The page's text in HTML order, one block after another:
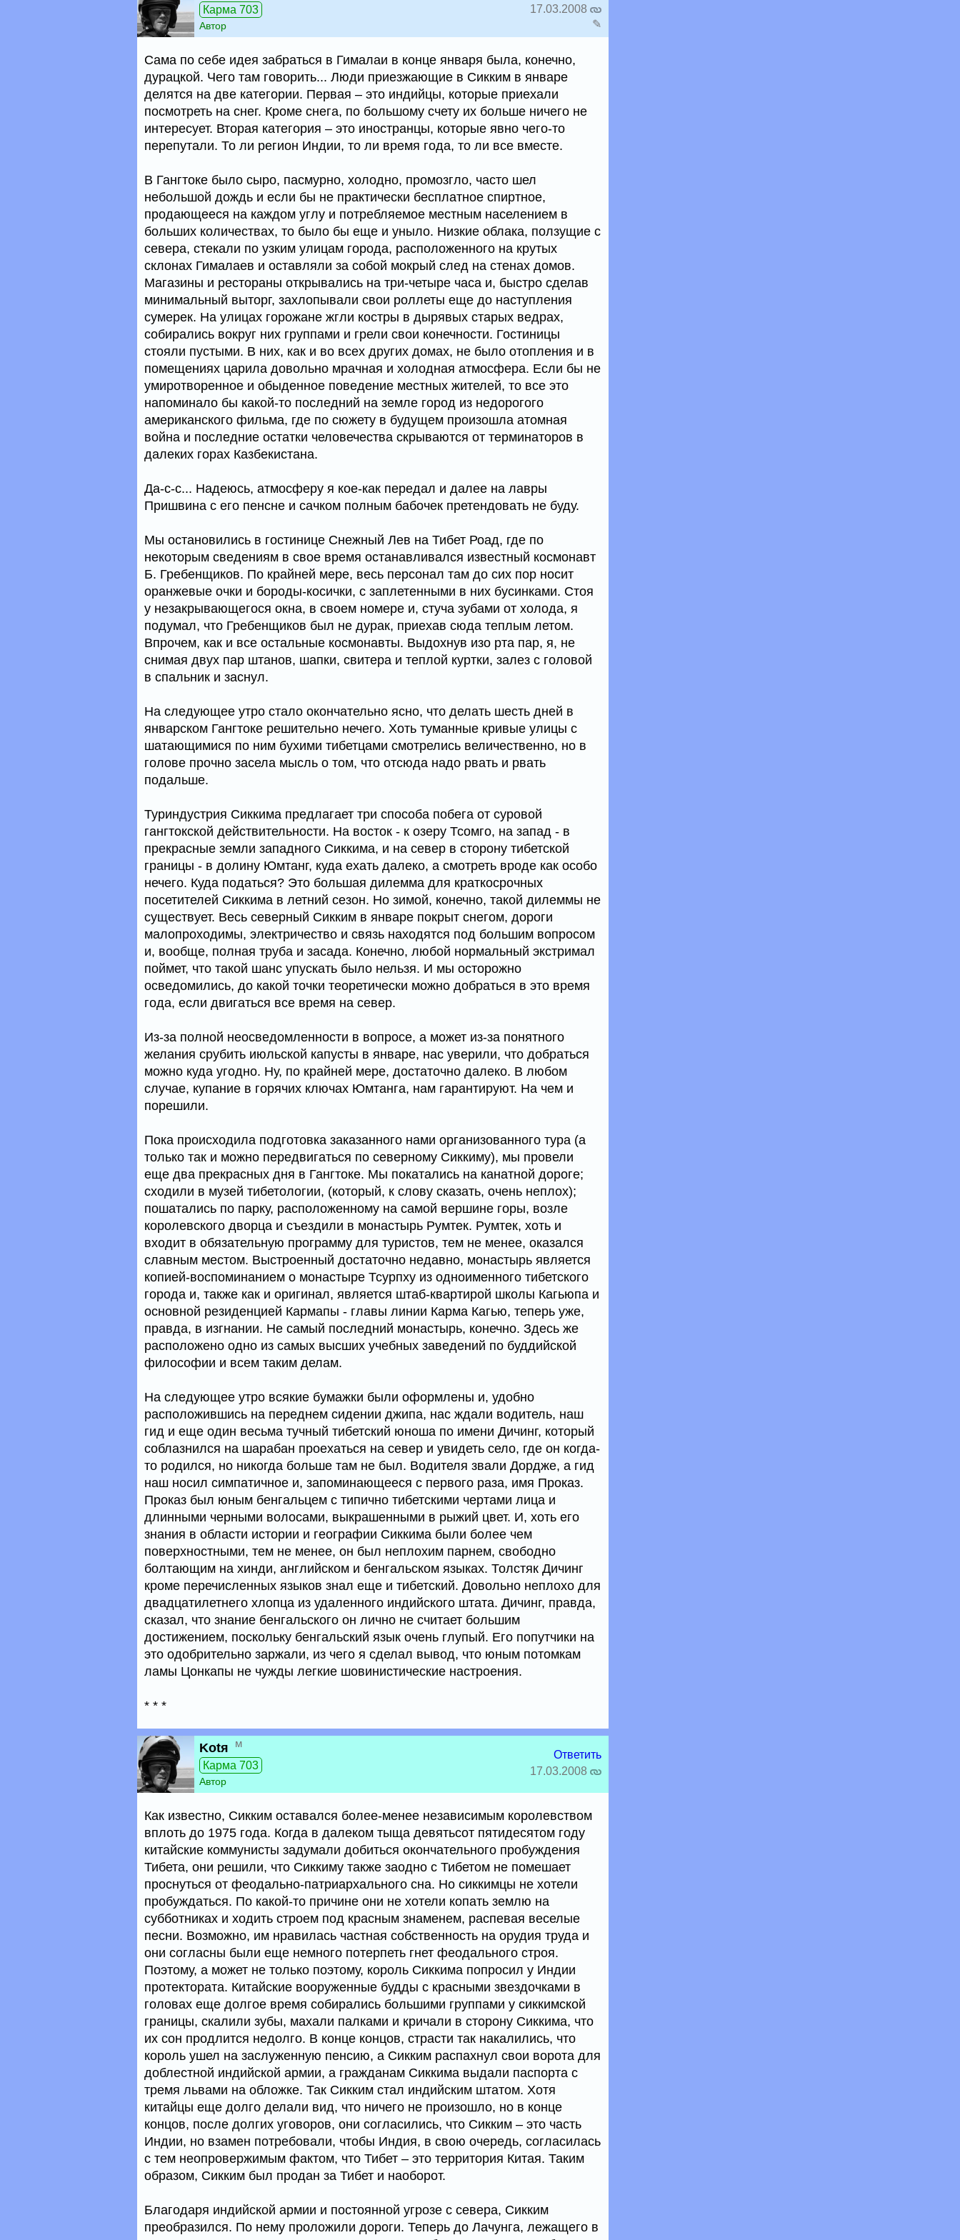
Карма 703
Автор
17.03.2008
✎
Сама по себе идея забраться в Гималаи в конце января была, конечно,
дурацкой. Чего там говорить... Люди приезжающие в Сикким в январе
делятся на две категории. Первая – это индийцы, которые приехали
посмотреть на снег. Кроме снега, по большому счету их больше ничего не
интересует. Вторая категория – это иностранцы, которые явно чего-то
перепутали. То ли регион Индии, то ли время года, то ли все вместе.
В Гангтоке было сыро, пасмурно, холодно, промозгло, часто шел
небольшой дождь и если бы не практически бесплатное спиртное,
продающееся на каждом углу и потребляемое местным населением в
больших количествах, то было бы еще и уныло. Низкие облака, ползущие с
севера, стекали по узким улицам города, расположенного на крутых
склонах Гималаев и оставляли за собой мокрый след на стенах домов.
Магазины и рестораны открывались на три-четыре часа и, быстро сделав
минимальный выторг, захлопывали свои роллеты еще до наступления
сумерек. На улицах горожане жгли костры в дырявых старых ведрах,
собирались вокруг них группами и грели свои конечности. Гостиницы
стояли пустыми. В них, как и во всех других домах, не было отопления и в
помещениях царила довольно мрачная и холодная атмосфера. Если бы не
умиротворенное и обыденное поведение местных жителей, то все это
напоминало бы какой-то последний на земле город из недорогого
американского фильма, где по сюжету в будущем произошла атомная
война и последние остатки человечества скрываются от терминаторов в
далеких горах Казбекистана.
Да-с-с... Надеюсь, атмосферу я кое-как передал и далее на лавры
Пришвина с его пенсне и сачком полным бабочек претендовать не буду.
Мы остановились в гостинице Снежный Лев на Тибет Роад, где по
некоторым сведениям в свое время останавливался известный космонавт
Б. Гребенщиков. По крайней мере, весь персонал там до сих пор носит
оранжевые очки и бороды-косички, с заплетенными в них бусинками. Стоя
у незакрывающегося окна, в своем номере и, стуча зубами от холода, я
подумал, что Гребенщиков был не дурак, приехав сюда теплым летом.
Впрочем, как и все остальные космонавты. Выдохнув изо рта пар, я, не
снимая двух пар штанов, шапки, свитера и теплой куртки, залез с головой
в спальник и заснул.
На следующее утро стало окончательно ясно, что делать шесть дней в
январском Гангтоке решительно нечего. Хоть туманные кривые улицы с
шатающимися по ним бухими тибетцами смотрелись величественно, но в
голове прочно засела мысль о том, что отсюда надо рвать и рвать
подальше.
Туриндустрия Сиккима предлагает три способа побега от суровой
гангтокской действительности. На восток - к озеру Тсомго, на запад - в
прекрасные земли западного Сиккима, и на север в сторону тибетской
границы - в долину Юмтанг, куда ехать далеко, а смотреть вроде как особо
нечего. Куда податься? Это большая дилемма для краткосрочных
посетителей Сиккима в летний сезон. Но зимой, конечно, такой дилеммы не
существует. Весь северный Сикким в январе покрыт снегом, дороги
малопроходимы, электричество и связь находятся под большим вопросом
и, вообще, полная труба и засада. Конечно, любой нормальный экстримал
поймет, что такой шанс упускать было нельзя. И мы осторожно
осведомились, до какой точки теоретически можно добраться в это время
года, если двигаться все время на север.
Из-за полной неосведомленности в вопросе, а может из-за понятного
желания срубить июльской капусты в январе, нас уверили, что добраться
можно куда угодно. Ну, по крайней мере, достаточно далеко. В любом
случае, купание в горячих ключах Юмтанга, нам гарантируют. На чем и
порешили.
Пока происходила подготовка заказанного нами организованного тура (а
только так и можно передвигаться по северному Сиккиму), мы провели
еще два прекрасных дня в Гангтоке. Мы покатались на канатной дороге;
сходили в музей тибетологии, (который, к слову сказать, очень неплох);
пошатались по парку, расположенному на самой вершине горы, возле
королевского дворца и съездили в монастырь Румтек. Румтек, хоть и
входит в обязательную программу для туристов, тем не менее, оказался
славным местом. Выстроенный достаточно недавно, монастырь является
копией-воспоминанием о монастыре Тсурпху из одноименного тибетского
города и, также как и оригинал, является штаб-квартирой школы Кагьюпа и
основной резиденцией Кармапы - главы линии Карма Кагью, теперь уже,
правда, в изгнании. Не самый последний монастырь, конечно. Здесь же
расположено одно из самых высших учебных заведений по буддийской
философии и всем таким делам.
На следующее утро всякие бумажки были оформлены и, удобно
расположившись на переднем сидении джипа, нас ждали водитель, наш
гид и еще один весьма тучный тибетский юноша по имени Дичинг, который
соблазнился на шарабан проехаться на север и увидеть село, где он когда-
то родился, но никогда больше там не был. Водителя звали Дордже, а гид
наш носил симпатичное и, запоминающееся с первого раза, имя Проказ.
Проказ был юным бенгальцем с типично тибетскими чертами лица и
длинными черными волосами, выкрашенными в рыжий цвет. И, хоть его
знания в области истории и географии Сиккима были более чем
поверхностными, тем не менее, он был неплохим парнем, свободно
болтающим на хинди, английском и бенгальском языках. Толстяк Дичинг
кроме перечисленных языков знал еще и тибетский. Довольно неплохо для
двадцатилетнего хлопца из удаленного индийского штата. Дичинг, правда,
сказал, что знание бенгальского он лично не считает большим
достижением, поскольку бенгальский язык очень глупый. Его попутчики на
это одобрительно заржали, из чего я сделал вывод, что юным потомкам
ламы Цонкапы не чужды легкие шовинистические настроения.
* * *
Kotя
м
Карма 703
Автор
Ответить
17.03.2008
Как известно, Сикким оставался более-менее независимым королевством
вплоть до 1975 года. Когда в далеком тыща девятьсот пятидесятом году
китайские коммунисты задумали добиться окончательного пробуждения
Тибета, они решили, что Сиккиму также заодно с Тибетом не помешает
проснуться от феодально-патриархального сна. Но сиккимцы не хотели
пробуждаться. По какой-то причине они не хотели копать землю на
субботниках и ходить строем под красным знаменем, распевая веселые
песни. Возможно, им нравилась частная собственность на орудия труда и
они согласны были еще немного потерпеть гнет феодального строя.
Поэтому, а может не только поэтому, король Сиккима попросил у Индии
протектората. Китайские вооруженные будды с красными звездочками в
головах еще долгое время собирались большими группами у сиккимской
границы, скалили зубы, махали палками и кричали в сторону Сиккима, что
их сон продлится недолго. В конце концов, страсти так накалились, что
король ушел на заслуженную пенсию, а Сикким распахнул свои ворота для
доблестной индийской армии, а гражданам Сиккима выдали паспорта с
тремя львами на обложке. Так Сикким стал индийским штатом. Хотя
китайцы еще долго делали вид, что ничего не произошло, но в конце
концов, после долгих уговоров, они согласились, что Сикким – это часть
Индии, но взамен потребовали, чтобы Индия, в свою очередь, согласилась
с тем неопровержимым фактом, что Тибет – это территория Китая. Таким
образом, Сикким был продан за Тибет и наоборот.
Благодаря индийской армии и постоянной угрозе с севера, Сикким
преобразился. По нему проложили дороги. Теперь до Лачунга, лежащего в